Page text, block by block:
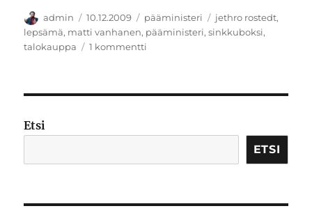
Kirjoittaja
admin Julkaistu
10.12.2009 Kategoriat
pääministeri Avainsanat
jethro rostedt,
lepsämä, matti vanhanen, pääministeri,sinkkuboksi,
talokauppa
1 kommentti
Etsi
ETSI